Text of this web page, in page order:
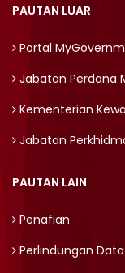
PAUTAN LUAR
Portal
Jabatan Perdana
Kementerian
Jabatan
PAUTAN LAIN
Penafian
Perlindungan